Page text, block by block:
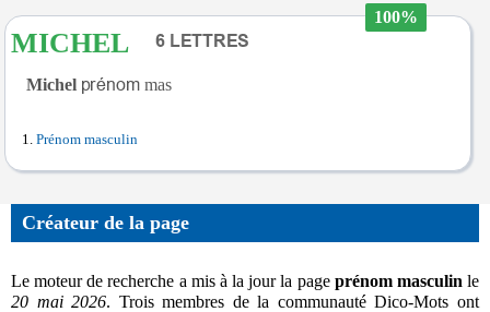
100%
MICHEL
Michel mas
Prénom masculin
Créateur de la page
Le moteur de recherche a mis à la jour la page prénom masculin le
20 mai 2026. Trois membres de la communauté Dico-Mots ont